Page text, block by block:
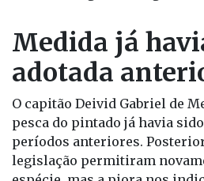
Medida já
adotada
O capitão Deivid Gabriel de
pesca do pintado já havia
períodos anteriores.
legislação permitiram